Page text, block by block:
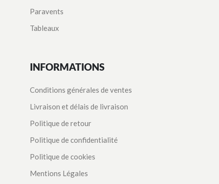
Paravents
Tableaux
INFORMATIONS
Conditions générales de ventes
Livraison et délais de livraison
Politique de retour
Politique de confidentialité
Politique de cookies
Mentions Légales